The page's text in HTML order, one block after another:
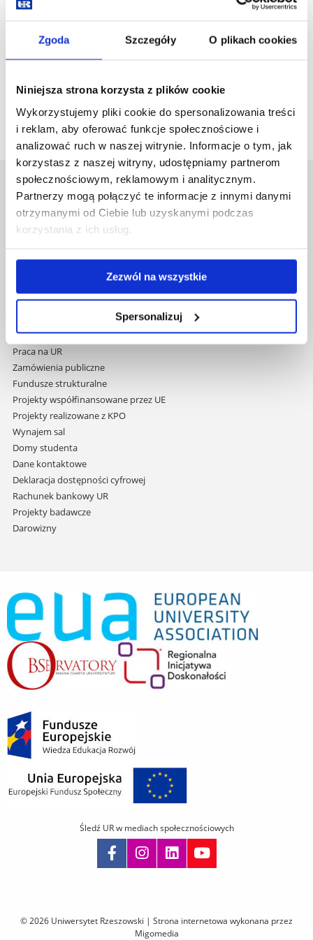
Zgoda Szczegóły O plikach cookies
Niniejsza strona korzysta z plików cookie
Wykorzystujemy pliki cookie do spersonalizowania treści
i reklam, aby oferować funkcje społecznościowe i
analizować ruch w naszej witrynie. Informacje o tym, jak
korzystasz z naszej witryny, udostępniamy partnerom
społecznościowym, reklamowym i analitycznym.
Partnerzy mogą połączyć te informacje z innymi danymi
otrzymanymi od Ciebie lub uzyskanymi podczas
korzystania z ich usług.
Zezwól na wszystkie
Spersonalizuj
Czytaj Gazetę Uniwersytecką
Uniwersytet Rzeszowski
Al. Tadeusza Rejtana 16C
przejdź
treści
Wydawnictwo
Studia podyplomowe
Praca na UR
Zamówienia publiczne
Fundusze strukturalne
Projekty współfinansowane przez UE
Projekty realizowane z KPO
Wynajem sal
Domy studenta
Dane kontaktowe
Deklaracja dostępności cyfrowej
Rachunek bankowy UR
Projekty badawcze
Darowizny
© 2026 Uniwersytet Rzeszowski | Strona internetowa wykonana przez
Migomedia
Śledź UR w mediach społecznościowych
i
przejdź